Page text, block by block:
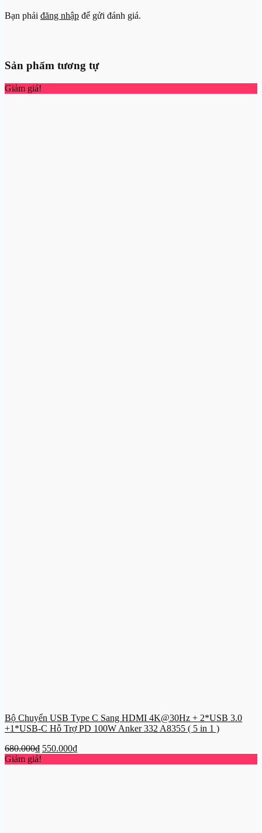
Bạn phải đăng nhập để gửi đánh giá.
Sản phẩm tương tự
Giảm giá!
Bộ Chuyển USB Type C Sang HDMI 4K@30Hz + 2*USB 3.0
+1*USB-C Hỗ Trợ PD 100W Anker 332 A8355 ( 5 in 1 )
680.000₫ Giá
550.000₫Giá
Giảm giá!